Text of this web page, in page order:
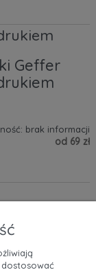
Geffer
brak informacji
od 69 zł